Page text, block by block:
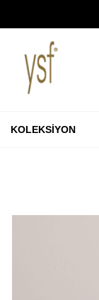
KOLEKSİYON